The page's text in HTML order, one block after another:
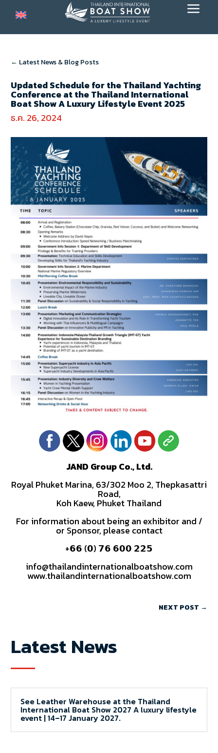
a
← Latest News & Blog Posts
Updated Schedule for the Thailand Yachting
Conference at the Thailand International
Boat Show A Luxury Lifestyle Event 2025
ธ.ค. 26, 2024
JAND Group Co., Ltd.
Royal Phuket Marina, 63/302 Moo 2, Thepkasattri
Road,
Koh Kaew, Phuket Thailand
For information about being an exhibitor and /
or Sponsor, please contact
+𝟲𝟲 (𝟬) 𝟳𝟲 𝟲𝟬𝟬 𝟮𝟮𝟱
info@thailandinternationalboatshow.com
www.thailandinternationalboatshow.com
NEXT POST →
Latest News
See Leather Warehouse at the Thailand
International Boat Show 2027 A luxury lifestyle
event | 14–17 January 2027.